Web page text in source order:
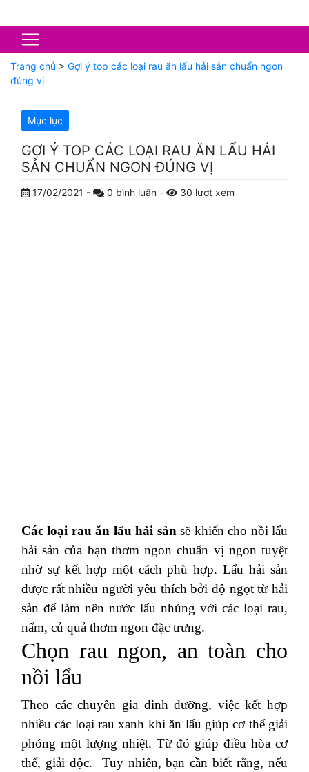
Trang chủ > Gợi ý top các loại rau ăn lẩu hải sản chuẩn ngon
đúng vị
Mục lục
GỢI Ý TOP CÁC LOẠI RAU ĂN LẨU HẢI
SẢN CHUẨN NGON ĐÚNG VỊ
17/02/2021 - 0 bình luận - 30 lượt xem
Các loại rau ăn lẩu hải sản sẽ khiến cho nồi lẩu
hải sản của bạn thơm ngon chuẩn vị ngon tuyệt
nhờ sự kết hợp một cách phù hợp.Lẩu hải sản
được rất nhiều người yêu thích bởi độ ngọt từ hải
sản để làm nên nước lẩu nhúng với các loại rau,
nấm, củ quả thơm ngon đặc trưng.
Chọn rau ngon, an toàn cho
nồi lẩu
Theo các chuyên gia dinh dưỡng, việc kết hợp
nhiều các loại rau xanh khi ăn lẩu giúp cơ thể giải
phóng một lượng nhiệt. Từ đó giúp điều hòa cơ
thể, giải độc.
Tuy nhiên, bạn cần biết rằng, nếu